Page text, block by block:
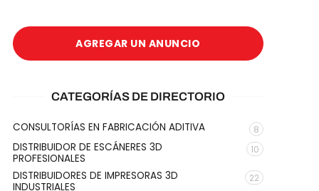
y
3D en
AGREGAR UN ANUNCIO
CATEGORÍAS DE DIRECTORIO
CONSULTORÍAS EN FABRICACIÓN ADITIVA 8
DISTRIBUIDOR DE ESCÁNERES 3D
PROFESIONALES
10
DISTRIBUIDORES DE IMPRESORAS 3D
INDUSTRIALES
22